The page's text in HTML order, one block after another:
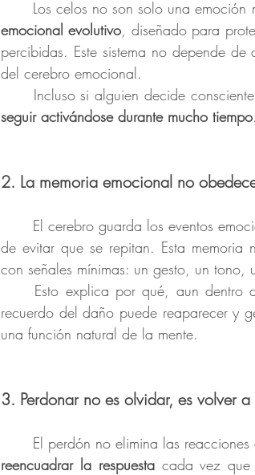
Los celos no son solo una
emocional evolutivo, diseñado para
percibidas. Este sistema no depende
del cerebro emocional.
Incluso si alguien decide
seguir activándose durante mucho tiempo.
2. La memoria emocional no
de evitar que se repitan. Esta memoria
con señales mínimas: un gesto, un tono,
recuerdo del daño puede reaparecer y
una función natural de la mente.
3. Perdonar no es olvidar, es volver
reencuadrar la respuesta cada vez que